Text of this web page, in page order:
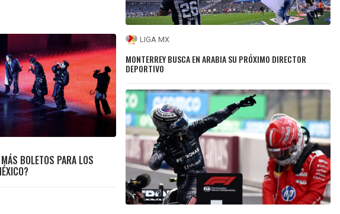
BOLETOS PARA LOS
LIGA MX
MONTERREY BUSCA EN ARABIA SU PRÓXIMO DIRECTOR
DEPORTIVO